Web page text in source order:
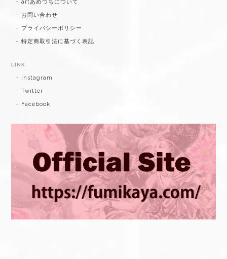
artあめつちについて
お問い合わせ
プライバシーポリシー
特定商取引法に基づく表記
LINK
Instagram
Twitter
Facebook